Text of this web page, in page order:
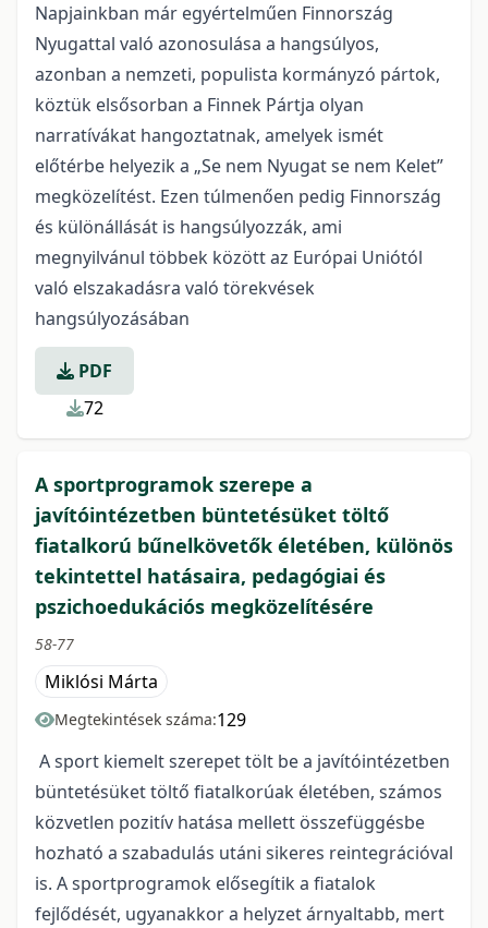
Napjainkban már egyértelműen Finnország
Nyugattal való azonosulása a hangsúlyos,
azonban a nemzeti, populista kormányzó pártok,
köztük elsősorban a Finnek Pártja olyan
narratívákat hangoztatnak, amelyek ismét
előtérbe helyezik a „Se nem Nyugat se nem Kelet”
megközelítést. Ezen túlmenően pedig Finnország
és különállását is hangsúlyozzák, ami
megnyilvánul többek között az Európai Uniótól
való elszakadásra való törekvések
hangsúlyozásában
PDF
72
A sportprogramok szerepe a
javítóintézetben büntetésüket töltő
fiatalkorú bűnelkövetők életében, különös
tekintettel hatásaira, pedagógiai és
pszichoedukációs megközelítésére
58-77
Miklósi Márta
Megtekintések száma:129
A sport kiemelt szerepet tölt be a javítóintézetben
büntetésüket töltő fiatalkorúak életében, számos
közvetlen pozitív hatása mellett összefüggésbe
hozható a szabadulás utáni sikeres reintegrációval
is. A sportprogramok elősegítik a fiatalok
fejlődését, ugyanakkor a helyzet árnyaltabb, mert